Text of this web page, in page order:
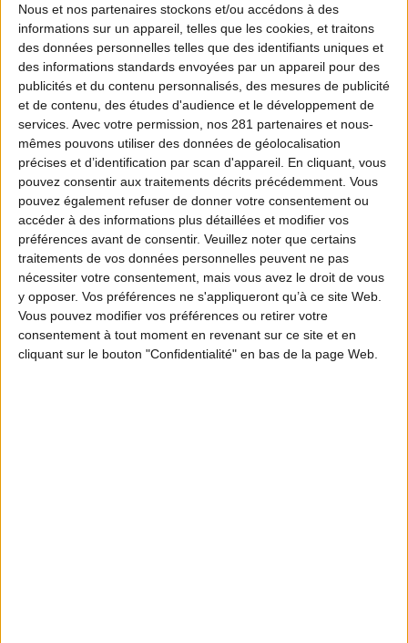
Nous et nos partenaires stockons et/ou accédons à des
informations sur un appareil, telles que les cookies, et traitons
des données personnelles telles que des identifiants uniques et
des informations standards envoyées par un appareil pour des
publicités et du contenu personnalisés, des mesures de publicité
et de contenu, des études d'audience et le développement de
services. Avec votre permission, nos 281 partenaires et nous-
mêmes pouvons utiliser des données de géolocalisation
précises et d’identification par scan d'appareil. En cliquant, vous
pouvez consentir aux traitements décrits précédemment. Vous
pouvez également refuser de donner votre consentement ou
accéder à des informations plus détaillées et modifier vos
préférences avant de consentir. Veuillez noter que certains
traitements de vos données personnelles peuvent ne pas
nécessiter votre consentement, mais vous avez le droit de vous
y opposer. Vos préférences ne s'appliqueront qu’à ce site Web.
Vous pouvez modifier vos préférences ou retirer votre
consentement à tout moment en revenant sur ce site et en
cliquant sur le bouton "Confidentialité" en bas de la page Web.
Ingrédients
4 personnes +
500
Filet de cerf haché
1Oignon jaune
1 gousseAil
0.5bottePersil
1Oeuf
1Citron vert
Sel
Poivre
1Petit piment
3Pâtes feuilletées
La recette